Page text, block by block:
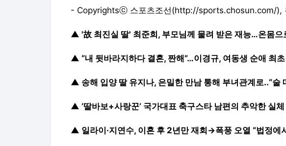
- Copyrightsⓒ 스포츠조선(http://sports.chosun.com/),
▲ '故 최진실 딸' 최준희, 부모님께 물려 받은 재능…온몸으
▲ “내 뒷바라지하다 결혼, 짠해”…이경규, 여동생 순애 최초
▲ 송해 입양 딸 유지나, 은밀한 만남 통해 부녀관계로..“술
▲ ‘딸바보+사랑꾼’ 국가대표 축구스타 남편의 추악한 실체
▲ 일라이·지연수, 이혼 후 2년만 재회→폭풍 오열 “법정에